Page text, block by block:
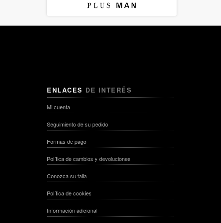
ENLACES DE INTERÉS
Mi cuenta
Seguimiento de su pedido
Formas de pago
Política de cambios y devoluciones
Conozca su talla
Política de cookies
Información adicional